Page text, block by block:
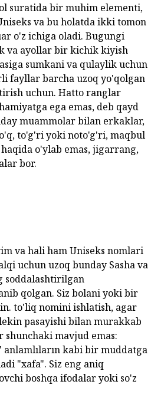
suratida bir muhim elementi,
va bu holatda ikki tomon
o'z ichiga oladi. Bugungi
va ayollar bir kichik kiyish
sumkani va qulaylik uchun
fayllar barcha uzoq yo'qolgan
uchun. Hatto ranglar
ega emas, deb qayd
muammolar bilan erkaklar,
to'g'ri yoki noto'g'ri, maqbul
o'ylab emas, jigarrang,
bor.
va hali ham Uniseks nomlari
uchun uzoq bunday Sasha va
soddalashtirilgan
qolgan. Siz bolani yoki bir
to'liq nomini ishlatish, agar
pasayishi bilan murakkab
mavjud emas:
anlamlıların kabi bir muddatga
"xafa". Siz eng aniq
boshqa ifodalar yoki so'z